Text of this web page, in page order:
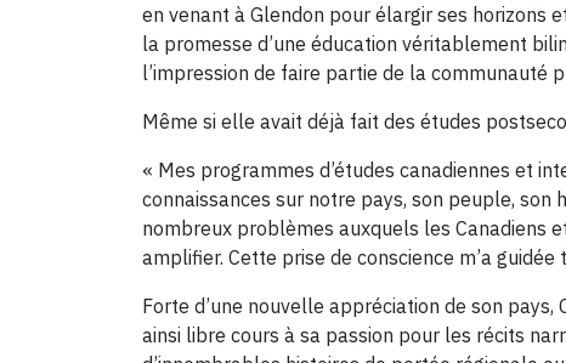
en venant à Glendon pour élargir ses horizons
la promesse d’une éducation véritablement
l’impression de faire partie de la communauté
Même si elle avait déjà fait des études
« Mes programmes d’études canadiennes et
connaissances sur notre pays, son peuple,
nombreux problèmes auxquels les Canadiens
amplifier. Cette prise de conscience m’a
Forte d’une nouvelle appréciation de son
ainsi libre cours à sa passion pour les récits